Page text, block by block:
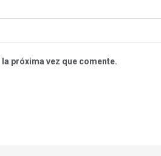
próxima vez que comente.